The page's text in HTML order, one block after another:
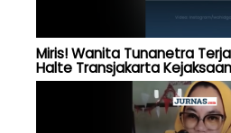
Miris! Wanita Tunanetra
Halte Transjakarta